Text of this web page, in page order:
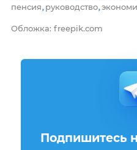
пенсия, руководство,
Обложка: freepik.com
Подпишитесь